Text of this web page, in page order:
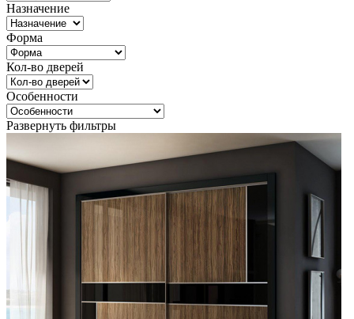
Назначение
Форма
Кол-во дверей
Особенности
Развернуть фильтры